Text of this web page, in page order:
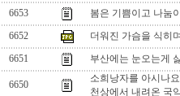
6653
봄은 기쁨이고 나눔
6652
더워진 가슴을 식히
6651
부산에는 눈오는게
6650
소희낭자를 아시나
천상에서 내려온 국